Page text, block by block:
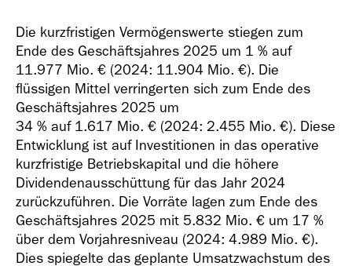
Geschäfts­bericht
2017
Die kurzfristigen Vermögenswerte stiegen zum
Ende des Geschäftsjahres 2025 um 1 % auf
11.977 Mio. € (2024: 11.904 Mio. €). Die
flüssigen Mittel verringerten sich zum Ende des
Geschäftsjahres 2025 um
34 % auf 1.617 Mio. € (2024: 2.455 Mio. €). Diese
Entwicklung ist auf Investitionen in das operative
kurzfristige Betriebskapital und die höhere
Dividendenausschüttung für das Jahr 2024
zurückzuführen. Die Vorräte lagen zum Ende des
Geschäftsjahres 2025 mit 5.832 Mio. € um 17 %
über dem Vorjahresniveau (2024: 4.989 Mio. €).
Dies spiegelte das geplante Umsatzwachstum des